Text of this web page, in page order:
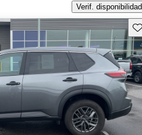
Verif. disponibilidad